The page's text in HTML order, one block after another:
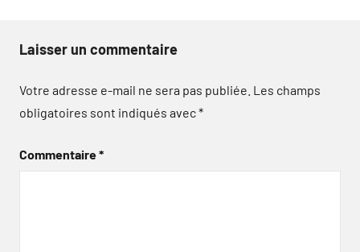
Laisser un commentaire
Votre adresse e-mail ne sera pas publiée. Les champs
obligatoires sont indiqués avec*
Commentaire*